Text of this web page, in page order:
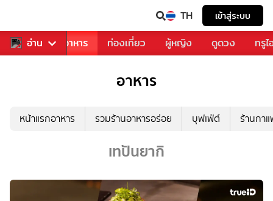
TH เข้าสู่ระบบ
อ่าน
การเพลง อาหาร ท่องเที่ยว ผู้หญิง ดูดวง ทรู
อาหาร
หน้าแรกอาหาร รวมร้านอาหารอร่อย บุฟเฟ่ต์ ร้านกา
เทปันยากิ